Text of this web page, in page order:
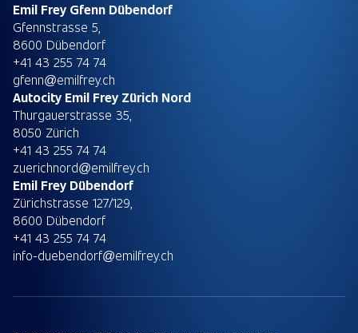
Emil Frey Gfenn Dübendorf
Gfennstrasse 5,
8600 Dübendorf
+41 43 255 74 74
gfenn@emilfrey.ch
Autocity Emil Frey Zürich Nord
Thurgauerstrasse 35,
8050 Zürich
+41 43 255 74 74
zuerichnord@emilfrey.ch
Emil Frey Dübendorf
Zürichstrasse 127/129,
8600 Dübendorf
+41 43 255 74 74
info-duebendorf@emilfrey.ch